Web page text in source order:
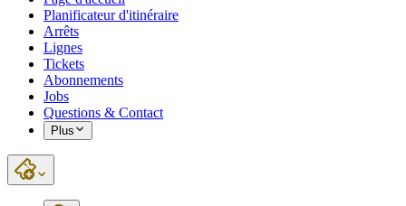
Planificateur d'itinéraire
Arrêts
Lignes
Tickets
Abonnements
Jobs
Questions & Contact
Plus